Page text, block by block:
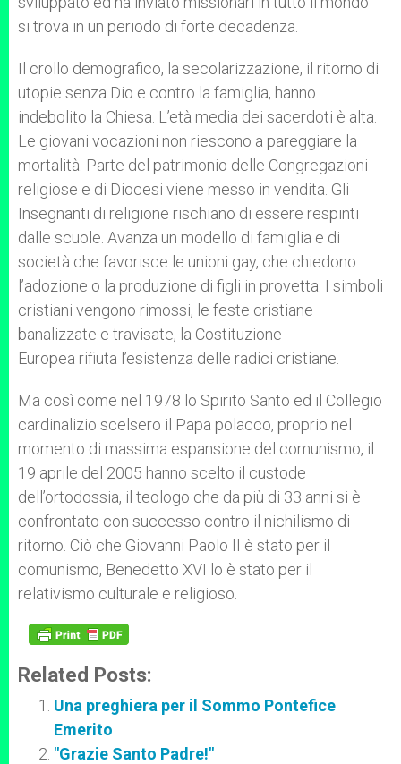
si trova in un periodo di forte decadenza.
Il crollo demografico, la secolarizzazione, il ritorno di
utopie senza Dio e contro la famiglia, hanno
indebolito la Chiesa. L’età media dei sacerdoti è alta.
Le giovani vocazioni non riescono a pareggiare la
mortalità. Parte del patrimonio delle Congregazioni
religiose e di Diocesi viene messo in vendita. Gli
Insegnanti di religione rischiano di essere respinti
dalle scuole. Avanza un modello di famiglia e di
società che favorisce le unioni gay, che chiedono
l’adozione o la produzione di figli in provetta. I simboli
cristiani vengono rimossi, le feste cristiane
banalizzate e travisate, la Costituzione
Europea rifiuta l’esistenza delle radici cristiane.
Ma così come nel 1978 lo Spirito Santo ed il Collegio
cardinalizio scelsero il Papa polacco, proprio nel
momento di massima espansione del comunismo, il
19 aprile del 2005 hanno scelto il custode
dell’ortodossia, il teologo che da più di 33 anni si è
confrontato con successo contro il nichilismo di
ritorno. Ciò che Giovanni Paolo II è stato per il
comunismo, Benedetto XVI lo è stato per il
relativismo culturale e religioso.
Related Posts:
Una preghiera per il Sommo Pontefice
Emerito
"Grazie Santo Padre!"